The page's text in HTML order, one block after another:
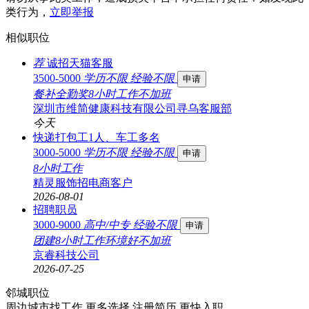
类行为， 立即举报
相似职位
荐 诚招天猫客服
3500-5000 学历不限 经验不限 申请
餐补全勤奖8小时工作不加班
深圳市维简健康科技有限公司寻乌客服部
今天
快递打包工1人、车工多名
3000-5000 学历不限 经验不限 申请
8小时工作
精灵服饰招电商客户
2026-08-01
招聘职员
3000-9000 高中/中专 经验不限 申请
团建8小时工作环境好不加班
京睿科技公司
2026-07-25
邻城职位